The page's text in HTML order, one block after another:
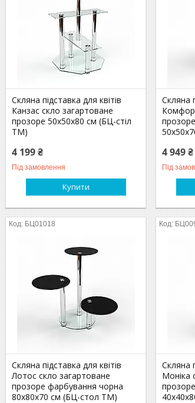
Скляна підставка для квітів
Канзас скло загартоване
прозоре 50х50х80 см (БЦ-стіл
ТМ)
4 199 ₴
Під замовлення
Купити
Скляна
4 949 ₴
Під
БЦ01018
Скляна підставка для квітів
Лотос скло загартоване
прозоре фарбування чорна
80х80х70 см (БЦ-стол ТМ)
Скляна
Моніка